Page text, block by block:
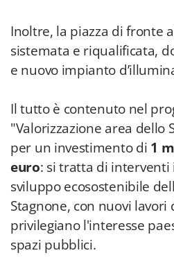
Inoltre, la piazza di fronte al
sistemata e riqualificata,
e nuovo impianto
Il tutto è contenuto nel
"Valorizzazione area dello
per un investimento di 1
euro: si tratta di interventi
sviluppo ecosostenibile
Stagnone, con nuovi
privilegiano l'interesse
spazi pubblici.